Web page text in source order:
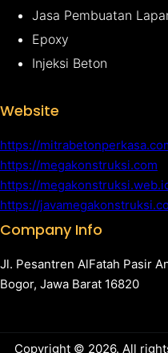
Jasa Pembuatan
Epoxy
Injeksi Beton
Website
https://
https://megakonstruksi.com
https://
https://
Company Info
Jl. Pesantren AlFatah Pasir
Bogor, Jawa Barat 16820
Copyright © 2026. All